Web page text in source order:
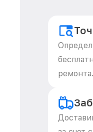
ремонта.